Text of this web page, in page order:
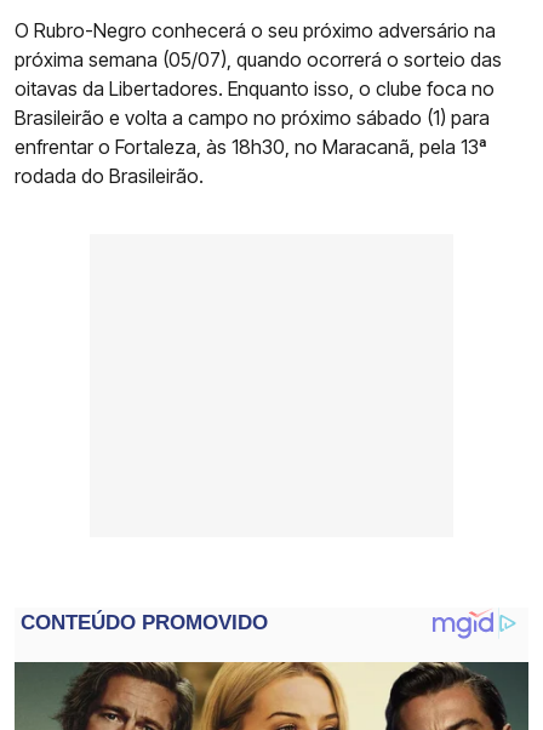
O Rubro-Negro conhecerá o seu próximo adversário na
próxima semana (05/07), quando ocorrerá o sorteio das
oitavas da Libertadores. Enquanto isso, o clube foca no
Brasileirão e volta a campo no próximo sábado (1) para
enfrentar o Fortaleza, às 18h30, no Maracanã, pela 13ª
rodada do Brasileirão.